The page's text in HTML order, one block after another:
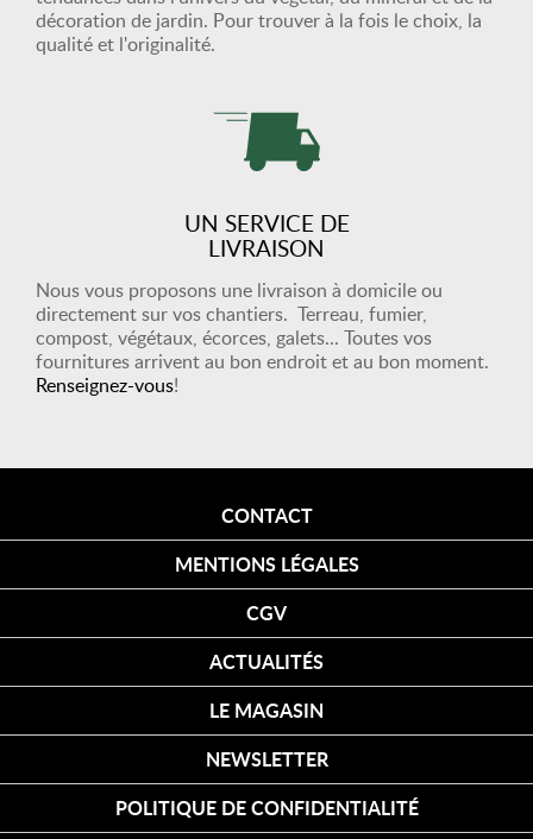
décoration de jardin. Pour trouver à la fois le choix, la
qualité et l'originalité.
UN SERVICE DE
LIVRAISON
Nous vous proposons une livraison à domicile ou
directement sur vos chantiers. Terreau, fumier,
compost, végétaux, écorces, galets... Toutes vos
fournitures arrivent au bon endroit et au bon moment.
Renseignez-vous!
CONTACT
MENTIONS LÉGALES
CGV
ACTUALITÉS
LE MAGASIN
NEWSLETTER
POLITIQUE DE CONFIDENTIALITÉ